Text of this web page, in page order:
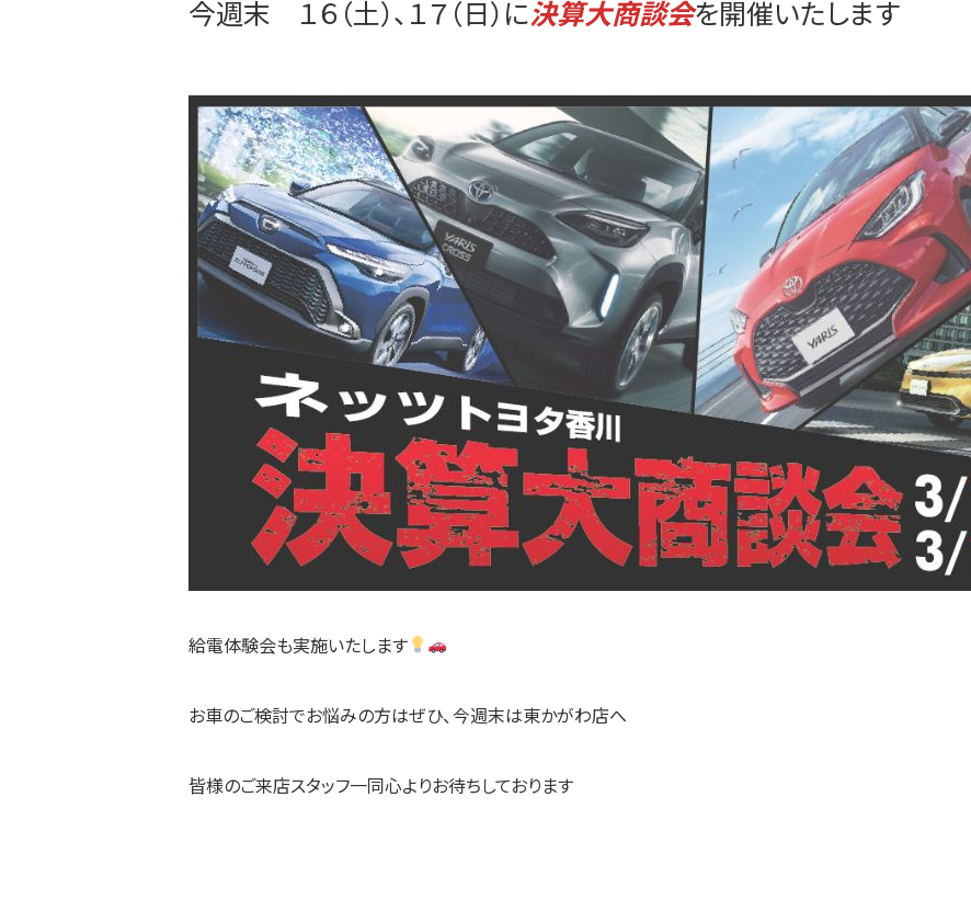
今週末 １６（土）、１７（日）に決算大商談会を開催いたします
給電体験会も実施いたします
お車のご検討でお悩みの方はぜひ、今週末は東かがわ店へ
皆様のご来店スタッフ一同心よりお待ちしております